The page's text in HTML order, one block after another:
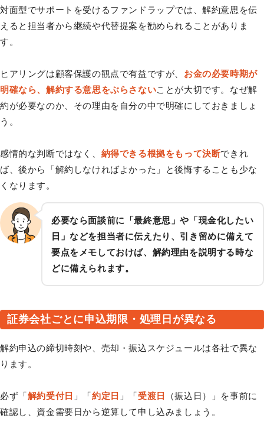
対面型でサポートを受けるファンドラップでは、解約意思を伝
えると担当者から継続や代替提案を勧められることがありま
す。
ヒアリングは顧客保護の観点で有益ですが、 お金の必要時期が
明確なら、解約する意思をぶらさないことが大切です。なぜ解
約が必要なのか、その理由を自分の中で明確にしておきましょ
う。
感情的な判断ではなく、 納得できる根拠をもって決断できれ
ば、後から「解約しなければよかった」と後悔することも少な
くなります。
必要なら面談前に「最終意思」や「現金化したい
日」などを担当者に伝えたり、引き留めに備えて
要点をメモしておけば、解約理由を説明する時な
どに備えられます。
証券会社ごとに申込期限・処理日が異なる
解約申込の締切時刻や、売却・振込スケジュールは各社で異な
ります。
必ず「解約受付日 」「約定日 」「受渡日
（振込日）」を事前に
確認し、資金需要日から逆算して申し込みましょう。